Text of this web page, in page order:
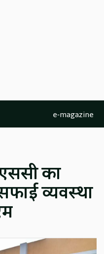
e-magazine
का
व्यवस्था